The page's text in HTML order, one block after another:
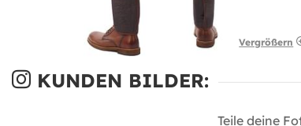
Vergrößern
KUNDEN BILDER:
Teile deine